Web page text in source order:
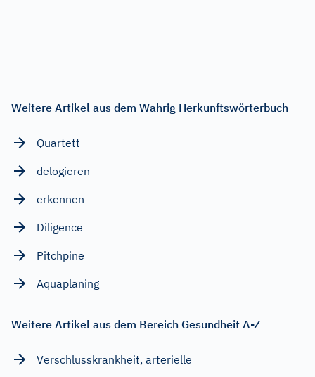
Weitere Artikel aus dem Wahrig Herkunftswörterbuch
Quartett
delogieren
erkennen
Diligence
Pitchpine
Aquaplaning
Weitere Artikel aus dem Bereich Gesundheit A-Z
Verschlusskrankheit, arterielle